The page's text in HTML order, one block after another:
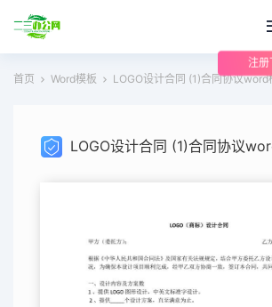
注
首页
Word模板 LOGO设计合同 (1)合同协议word